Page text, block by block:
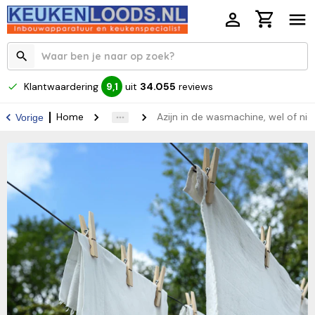
Klantwaardering 9,1 uit 34.055 reviews
Vorige Home Azijn in de wasmachine, wel of